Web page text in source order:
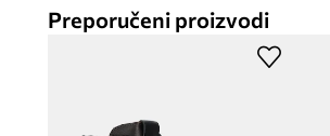
Preporučeni proizvodi